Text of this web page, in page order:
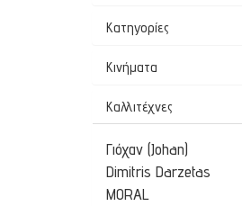
Κατηγορίες
Κινήματα
Καλλιτέχνες
Γιόχαν (Johan)
Dimitris Darzetas
MORAL